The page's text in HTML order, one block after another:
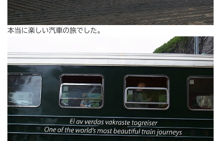
本当に楽しい汽車の旅でした。